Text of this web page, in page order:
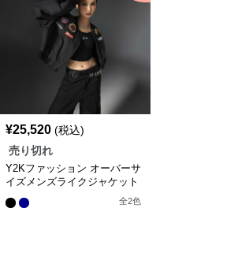
¥25,520 (税込)
売り切れ
Y2Kファッション オーバーサ
イズメンズライクジャケット
全2色